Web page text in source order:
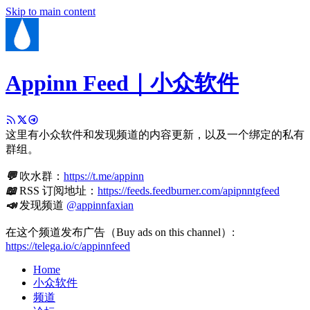
Skip to main content
Appinn Feed｜小众软件
这里有小众软件和发现频道的内容更新，以及一个绑定的私有
群组。
💬吹水群： https://t.me/appinn
📖RSS 订阅地址： https://feeds.feedburner.com/apipnntgfeed
📣发现频道 @appinnfaxian
在这个频道发布广告（Buy ads on this channel）:
https://telega.io/c/appinnfeed
Home
小众软件
频道